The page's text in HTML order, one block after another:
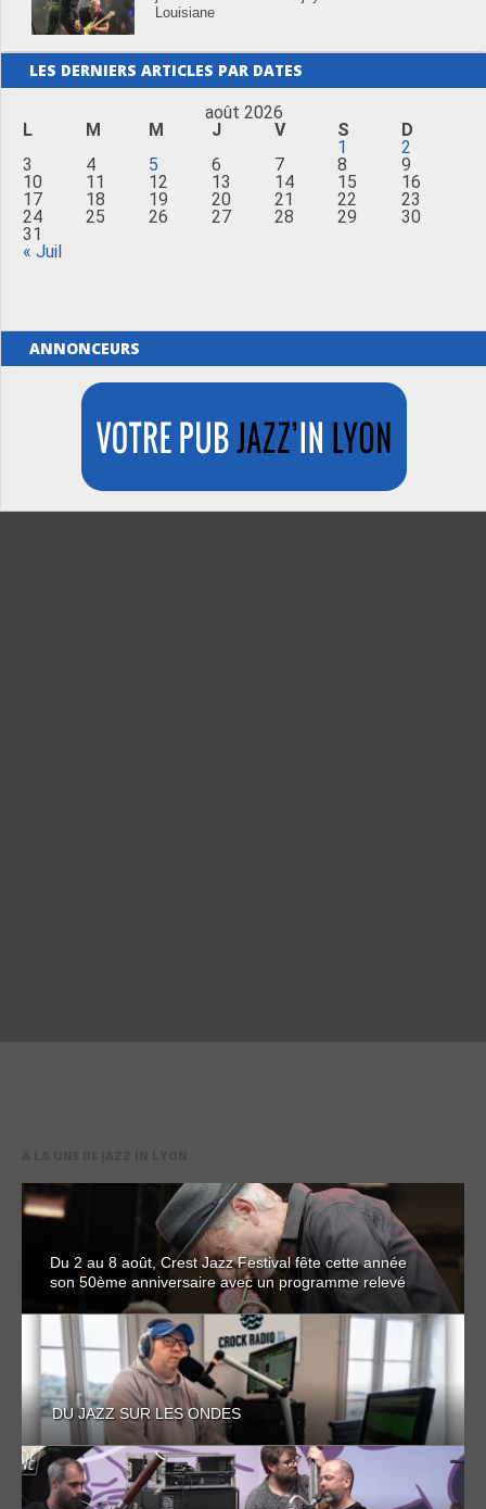
Louisiane
LES DERNIERS ARTICLES PAR DATES
août 2026
L
M M J V S
D
1
2
3
4 5 6 7 8
9
10
11 12 13 14 15
16
17
18 19 20 21 22
23
24
25 26 27 28 29
30
31
« Juil
ANNONCEURS
Du 2 au 8 août, Crest Jazz Festival fête cette année
son 50ème anniversaire avec un programme relevé
DU JAZZ SUR LES ONDES